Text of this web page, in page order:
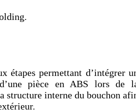
étapes permettant d’intégrer
pièce en ABS lors de
structure interne du bouchon